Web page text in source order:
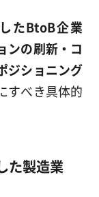
たBtoB企業
ンの刷新・コ
ジショニング
すべき具体的
た製造業